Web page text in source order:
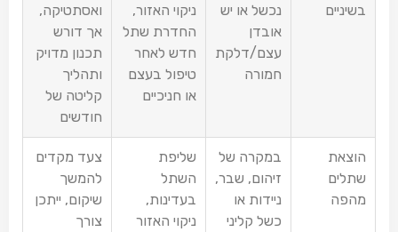
בשיניים
נכשל או יש
אובדן
עצם/דלקת
חמורה
ניקוי האזור,
החדרת שתל
חדש לאחר
טיפול בעצם
או חניכיים
ואסתטיקה,
אך דורש
תכנון מדויק
ותהליך
קליטה של
חודשים
הוצאת
שתלים
מהפה
במקרה של
זיהום, שבר,
ניידות או
כשל קליני
שליפת
השתל
בעדינות,
ניקוי האזור
צעד מקדים
להמשך
שיקום, ייתכן
צורך